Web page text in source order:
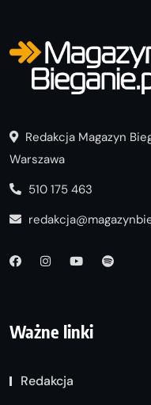
Redakcja Magazyn
Warszawa
510 175 463
Ważne linki
Redakcja